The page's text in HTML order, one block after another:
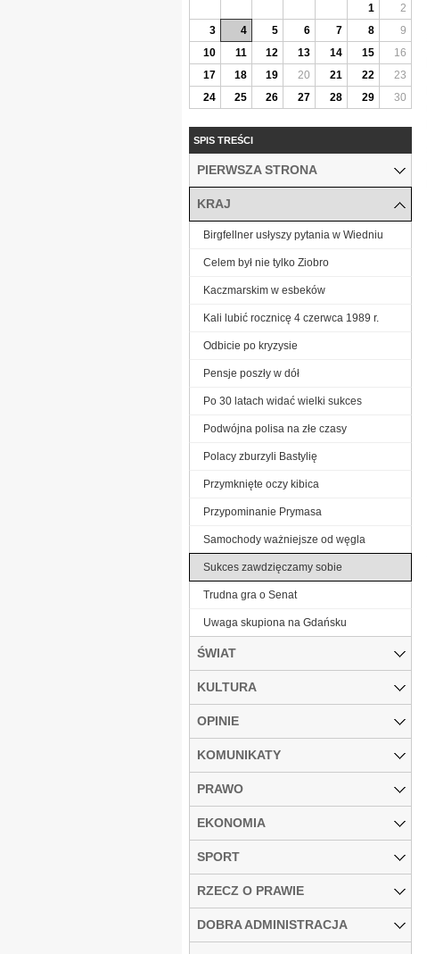
1
2
3
4 5 6 7 8
9
10
11 12 13 14 15
16
17
18 19 20 21 22
23
24
25 26 27 28 29 30
SPIS TREŚCI
PIERWSZA STRONA
KRAJ
Birgfellner usłyszy pytania w Wiedniu
Celem był nie tylko Ziobro
Kaczmarskim w esbeków
Kali lubić rocznicę 4 czerwca 1989 r.
Odbicie po kryzysie
Pensje poszły w dół
Po 30 latach widać wielki sukces
Podwójna polisa na złe czasy
Polacy zburzyli Bastylię
Przymknięte oczy kibica
Przypominanie Prymasa
Samochody ważniejsze od węgla
Sukces zawdzięczamy sobie
Trudna gra o Senat
Uwaga skupiona na Gdańsku
ŚWIAT
KULTURA
OPINIE
KOMUNIKATY
PRAWO
EKONOMIA
SPORT
RZECZ O PRAWIE
DOBRA ADMINISTRACJA